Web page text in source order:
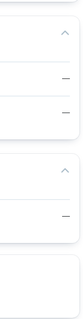
—
—
—